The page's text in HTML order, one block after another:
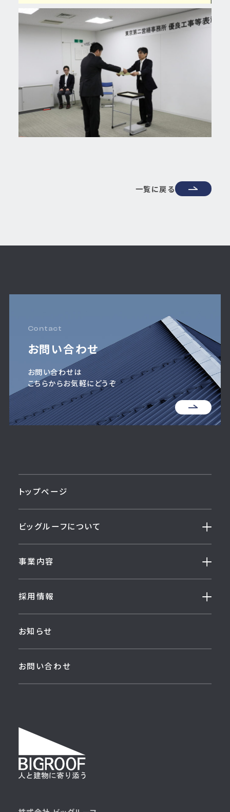
一覧に戻る
Contact
お問い合わせ
お問い合わせは
こちらからお気軽にどうぞ
トップページ
ビッグルーフについて
事業内容
採用情報
お知らせ
お問い合わせ